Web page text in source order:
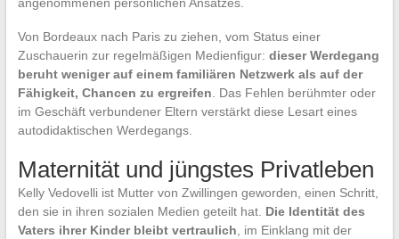
angenommenen persönlichen Ansatzes.
Von Bordeaux nach Paris zu ziehen, vom Status einer
Zuschauerin zur regelmäßigen Medienfigur: dieser Werdegang
beruht weniger auf einem familiären Netzwerk als auf der
Fähigkeit, Chancen zu ergreifen. Das Fehlen berühmter oder
im Geschäft verbundener Eltern verstärkt diese Lesart eines
autodidaktischen Werdegangs.
Maternität und jüngstes Privatleben
Kelly Vedovelli ist Mutter von Zwillingen geworden, einen Schritt,
den sie in ihren sozialen Medien geteilt hat. Die Identität des
Vaters ihrer Kinder bleibt vertraulich, im Einklang mit der